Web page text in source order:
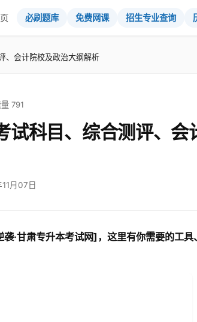
必刷题库 免费网课 招生专业查询
、会计院校及政治大纲解析
791
试科目、综合测评、会
月07日
·甘肃专升本考试网]，这里有你需要的工